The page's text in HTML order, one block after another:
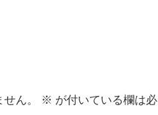
ん。 ※ が付いている欄は必